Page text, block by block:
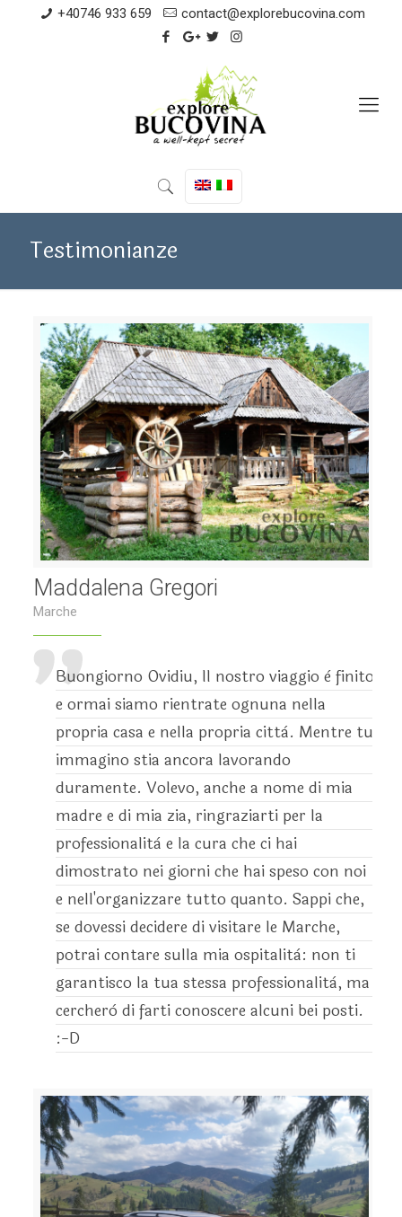
+40746 933 659 contact@explorebucovina.com
Testimonianze
Maddalena Gregori
Marche
Buongiorno Ovidiu, Il nostro viaggio è finito
e ormai siamo rientrate ognuna nella
propria casa e nella propria città. Mentre tu
immagino stia ancora lavorando
duramente. Volevo, anche a nome di mia
madre e di mia zia, ringraziarti per la
professionalità e la cura che ci hai
dimostrato nei giorni che hai speso con noi
e nell'organizzare tutto quanto. Sappi che,
se dovessi decidere di visitare le Marche,
potrai contare sulla mia ospitalità: non ti
garantisco la tua stessa professionalità, ma
cercherò di farti conoscere alcuni bei posti.
:-D